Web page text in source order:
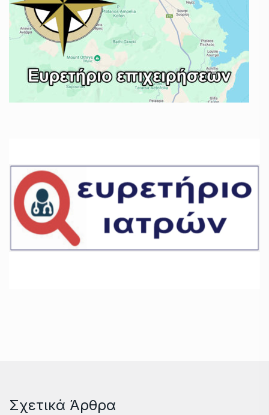
Σχετικά Άρθρα